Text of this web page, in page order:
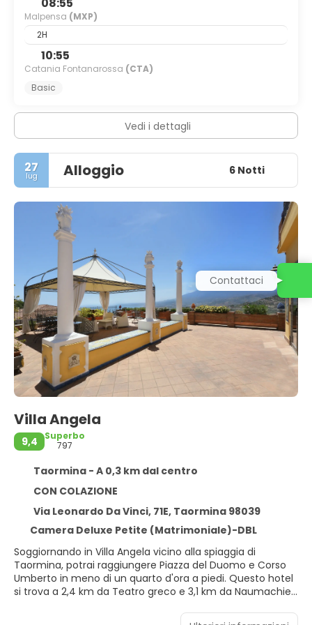
Malpensa (MXP)
2H
10:55
Catania Fontanarossa (CTA)
Basic
Vedi i dettagli
27
lug Alloggio 6 Notti
Villa Angela
9,4
Superbo
797
Taormina - A 0,3 km dal centro
CON COLAZIONE
Via Leonardo Da Vinci, 71E, Taormina 98039
Camera Deluxe Petite (Matrimoniale)-DBL
Soggiornando in Villa Angela vicino alla spiaggia di
Taormina, potrai raggiungere Piazza del Duomo e Corso
Umberto in meno di un quarto d'ora a piedi. Questo hotel
si trova a 2,4 km da Teatro greco e 3,1 km da Naumachie.
Il divertimento è assicurato grazie ad un'ampia gamma di
Contattaci